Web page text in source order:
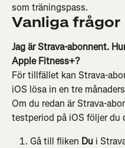
som träningspass.
Vanliga frågor
Jag är Strava-abonnent.
Apple Fitness+?
För tillfället kan Strava-
iOS lösa in en tre
Om du redan är Strava-
testperiod på iOS följer du
Gå till fliken Du i